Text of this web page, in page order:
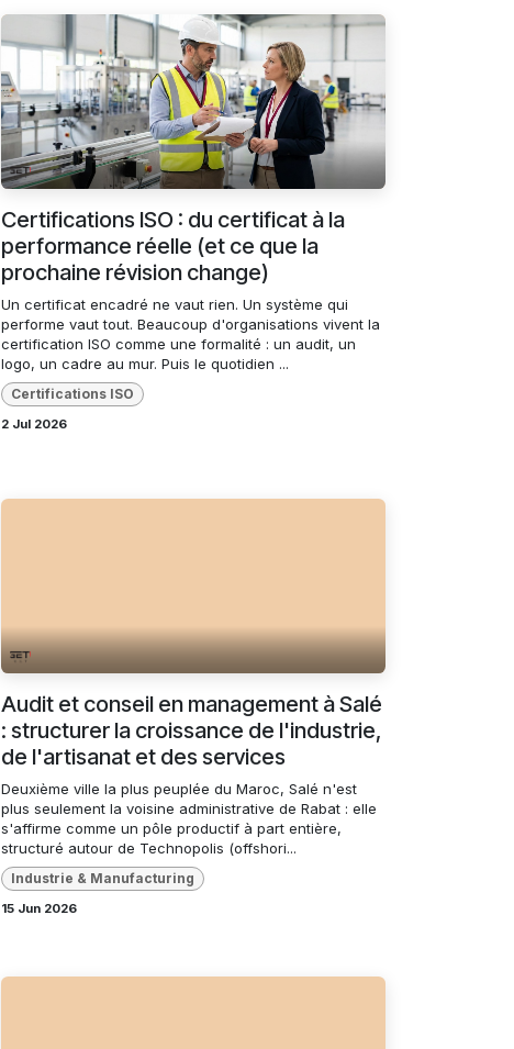
Certifications ISO : du certificat à la
performance réelle (et ce que la
prochaine révision change)
Un certificat encadré ne vaut rien. Un système qui
performe vaut tout. Beaucoup d'organisations vivent la
certification ISO comme une formalité : un audit, un
logo, un cadre au mur. Puis le quotidien ...
Certifications ISO
2 Jul 2026
Audit et conseil en management à Salé
: structurer la croissance de l'industrie,
de l'artisanat et des services
Deuxième ville la plus peuplée du Maroc, Salé n'est
plus seulement la voisine administrative de Rabat : elle
s'affirme comme un pôle productif à part entière,
structuré autour de Technopolis (offshori...
Industrie & Manufacturing
15 Jun 2026